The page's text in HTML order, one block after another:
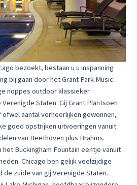
bezoekt, bestaan u u inspanning
bij gaan door het Grant Park Music
noppes outdoor klassieker
Staten. Gij Grant Plantsoen
aantal verheerlijken gewonnen,
goed opstrijken uitvoeringen vanuit
van Beethoven plus Brahms.
Buckingham Fountain eentje vanuit
Chicago ben gelijk veelzijdige
zuide van gij Verenigde Staten.